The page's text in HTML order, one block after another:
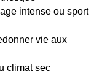
intense ou sport
vie aux
climat sec